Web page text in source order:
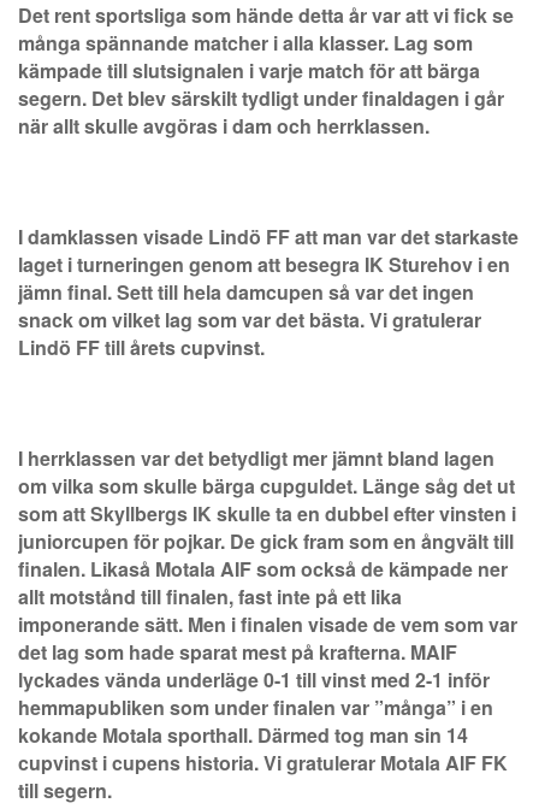
Det rent sportsliga som hände detta år var att vi fick se
många spännande matcher i alla klasser. Lag som
kämpade till slutsignalen i varje match för att bärga
segern. Det blev särskilt tydligt under finaldagen i går
när allt skulle avgöras i dam och herrklassen.
I damklassen visade Lindö FF att man var det starkaste
laget i turneringen genom att besegra IK Sturehov i en
jämn final. Sett till hela damcupen så var det ingen
snack om vilket lag som var det bästa. Vi gratulerar
Lindö FF till årets cupvinst.
I herrklassen var det betydligt mer jämnt bland lagen
om vilka som skulle bärga cupguldet. Länge såg det ut
som att Skyllbergs IK skulle ta en dubbel efter vinsten i
juniorcupen för pojkar. De gick fram som en ångvält till
finalen. Likaså Motala AIF som också de kämpade ner
allt motstånd till finalen, fast inte på ett lika
imponerande sätt. Men i finalen visade de vem som var
det lag som hade sparat mest på krafterna. MAIF
lyckades vända underläge 0-1 till vinst med 2-1 inför
hemmapubliken som under finalen var ”många” i en
kokande Motala sporthall. Därmed tog man sin 14
cupvinst i cupens historia. Vi gratulerar Motala AIF FK
till segern.